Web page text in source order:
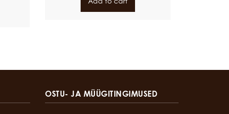
OSTU- JA MÜÜGITINGIMUSED